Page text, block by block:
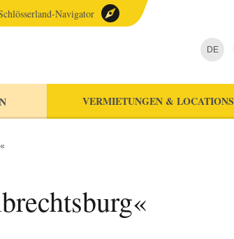
DE
VERMIETUNGEN & LOCATIONS
Navigator